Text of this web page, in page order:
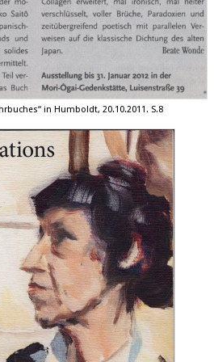
in Humboldt, 20.10.2011. S.8